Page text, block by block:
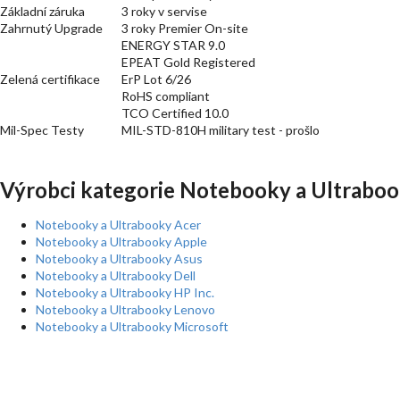
Základní záruka
3 roky v servise
Zahrnutý Upgrade
3 roky Premier On-site
Zelená certifikace
ENERGY STAR 9.0
EPEAT Gold Registered
ErP Lot 6/26
RoHS compliant
TCO Certified 10.0
Mil-Spec Testy
MIL-STD-810H military test - prošlo
Výrobci kategorie Notebooky a
Notebooky a Ultrabooky Acer
Notebooky a Ultrabooky Apple
Notebooky a Ultrabooky Asus
Notebooky a Ultrabooky Dell
Notebooky a Ultrabooky HP Inc.
Notebooky a Ultrabooky Lenovo
Notebooky a Ultrabooky Microsoft